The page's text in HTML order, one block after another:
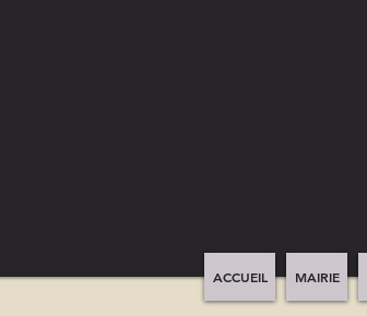
ACCUEIL MAIRIE